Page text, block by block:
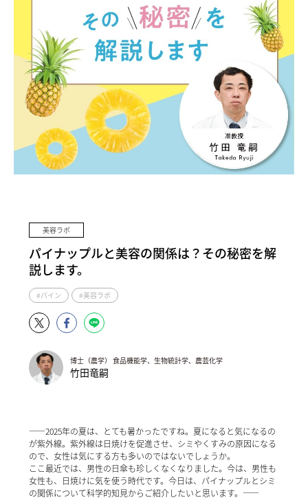
美容ラボ
パイナップルと美容の関係は？その秘密を解
説します。
#パイン #美容ラボ
博士（農学） 食品機能学、生物統計学、農芸化学
竹田竜嗣
――2025年の夏は、とても暑かったですね。夏になると気になるの
が紫外線。紫外線は日焼けを促進させ、シミやくすみの原因になる
ので、女性は気にする方も多いのではないでしょうか。
ここ最近では、男性の日傘も珍しくなくなりました。今は、男性も
女性も、日焼けに気を使う時代です。今日は、パイナップルとシミ
の関係について科学的知見からご紹介したいと思います。――